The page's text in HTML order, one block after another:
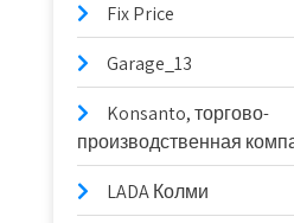
Fix Price
Garage_13
Konsanto, торгово-
производственная
LADA Колми